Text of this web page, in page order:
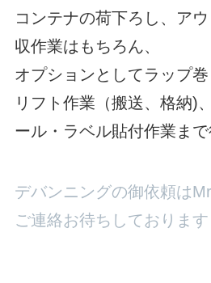
コンテナの荷下ろし、ア
収作業はもちろん、
オプションとしてラップ
リフト作業（搬送、格納)
ール・ラベル貼付作業まで
デバンニングの御依頼は
ご連絡お待ちしております